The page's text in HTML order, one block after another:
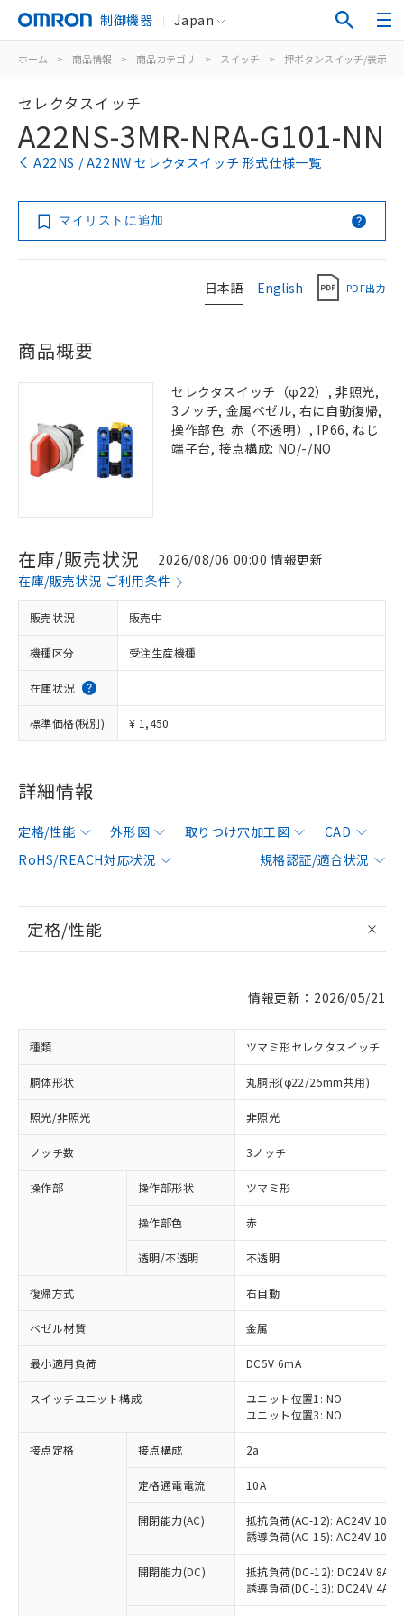
制御機器 Japan
ホーム > 商品情報 > 商品カテゴリ > スイッチ > 押ボタンスイッチ/表示灯
セレクタスイッチ
A22NS-3MR-NRA-G101-NN
A22NS / A22NW セレクタスイッチ 形式仕様一覧
マイリストに追加
日本語 English PDF出力
商品概要
セレクタスイッチ（φ22）, 非照光,
3ノッチ, 金属ベゼル, 右に自動復帰,
操作部色: 赤（不透明）, IP66, ねじ
端子台, 接点構成: NO/-/NO
在庫/販売状況
2026/08/06 00:00 情報更新
在庫/販売状況 ご利用条件
販売状況 販売中
機種区分 受注生産機種
在庫状況
標準価格(税別) ¥ 1,450
詳細情報
定格/性能 外形図 取りつけ穴加工図
CAD
RoHS/REACH対応状況
規格認証/適合状況
定格/性能
情報更新：2026/05/21
種類 ツマミ形セレクタスイッチ
胴体形状 丸胴形(φ22/25mm共用)
照光/非照光 非照光
ノッチ数 3ノッチ
操作部 操作部形状 ツマミ形
操作部色 赤
透明/不透明 不透明
復帰方式 右自動
ベゼル材質 金属
最小適用負荷 DC5V 6mA
スイッチユニット構成
ユニット位置1: NO
ユニット位置3: NO
接点定格 接点構成 2a
定格通電電流 10A
開閉能力(AC)
抵抗負荷(AC-12): AC24V 10A/
誘導負荷(AC-15): AC24V
開閉能力(DC)
抵抗負荷(DC-12): DC24V 8A/
誘導負荷(DC-13): DC24V 4A/
※1 対応状況
対応済み：EU RoHS指令（10物質）の
非含有に対応した製品が提供可能な商品で
対応予定：EU RoHS指令（10物質）の非含
有に対応した製品に切り替える予定のある